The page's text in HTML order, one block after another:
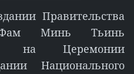
Правительства
Фам Минь Тьинь
на Церемонии
Национального